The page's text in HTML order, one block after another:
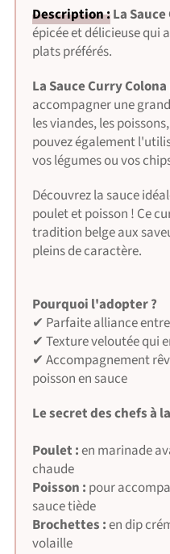
Description :La
épicée et délicieuse qui
plats préférés.
La Sauce Curry Colona
accompagner une
les viandes, les
pouvez également
vos légumes ou vos
Découvrez la sauce
poulet et poisson ! Ce
tradition belge aux
pleins de caractère.
Pourquoi l'adopter ?
✔ Parfaite alliance
✔ Texture veloutée qui
✔ Accompagnement
poisson en sauce
Le secret des chefs à
Poulet :en marinade
chaude
Poisson : pour
sauce tiède
Brochettes :en dip
volaille